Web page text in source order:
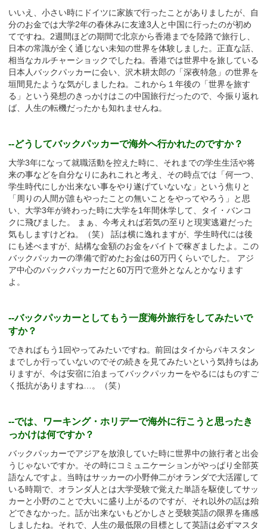
いいえ、小さい時にドイツに家族で行ったことがありましたが、自
分のお金では大学2年の春休みに友達3人と中国に行ったのが初め
てですね。2週間ほどの期間で北京から香港までを陸路で旅行し、
日本の常識が全く通じない未知の世界を体験しました。正直な話、
相当なカルチャーショックでしたね。香港では世界中を旅している
日本人バックパッカーに会い、沢木耕太郎の「深夜特急」の世界を
垣間見たような気がしましたね。これから１年後の「世界を旅す
る」という発想のきっかけはこの中国旅行だったので、今振り返れ
ば、人生の転機だったかも知れませんね。
--どうしてバックパッカーで海外へ行かれたのですか？
大学3年になって就職活動を控えた時に、それまでの学生生活や将
来の事などを自分なりにあれこれと考え、その時点では「何一つ、
学生時代にしか出来ない事をやり遂げていないな」という焦りと
「周りの人間が誰もやったことの無いことをやってやろう」と思
い、大学3年が終わった時に大学を1年間休学して、タイ・バンコ
クに飛びました。 まぁ、今考えれば若気の至りと現実逃避だった
気もしますけどね。（笑） 話は横に逸れますが、学生時代には後
にも述べますが、結構な金額のお金をバイトで稼ぎましたよ。この
バックパッカーの準備で貯めたお金は60万円くらいでした。 アジ
ア中心のバックパッカーだと60万円で意外となんとかなります
よ。
--バックパッカーとしてもう一度海外旅行をしてみたいで
すか？
できればもう1回やってみたいですね。前回はタイからパキスタン
までしか行っていないのでその続きを見てみたいという気持ちはあ
りますが、今は安宿に泊まってバックパッカーをやるにはものすご
く抵抗がありますね…。（笑）
--では、ワーキング・ホリデーで海外に行こうと思ったき
っかけは何ですか？
バックパッカーでアジアを放浪していた時に世界中の旅行者と出会
うじゃないですか。その時にコミュニケーションがやっぱり全部英
語なんですよ。当時はサッカーの小野伸二がオランダで大活躍して
いる時期で、オランダ人とは大学受験で覚えた単語を駆使してサッ
カーと小野のことで大いに盛り上がるのですが、それ以外の話は殆
どできなかった。話が出来ないもどかしさと受験英語の限界を痛感
しましたね。それで、人生の最低限の目標として英語は必ずマスタ